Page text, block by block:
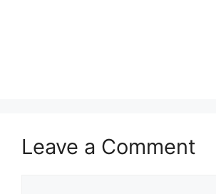
Leave a Comment